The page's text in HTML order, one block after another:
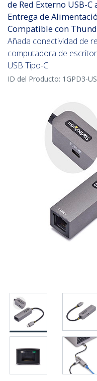
de Red Externo USB-C
Entrega de
Compatible con
Añada conectividad de
computadora de
USB Tipo-C.
ID del Producto: 1GPD3-